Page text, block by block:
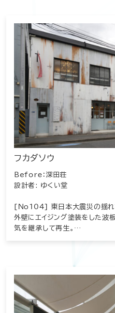
フカダソウ
Before：深田荘
設計者: ゆくい堂
[No104] 東日本大震災の揺れ
外壁にエイジング塗装をした波
気を継承して再生。…